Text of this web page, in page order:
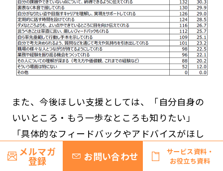
また、今後ほしい支援としては、「自分自身の
いいところ・もう一歩なところも知りたい」
「具体的なフィードバックやアドバイスがほし
い」という声が挙がっています。お互いに尊重
し合い、対等に意見を言い合える環境のなか
メルマガ
登録 お問い合わせ
サービス資料・
お役立ち資料